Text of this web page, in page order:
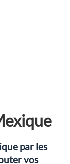
par les
vos